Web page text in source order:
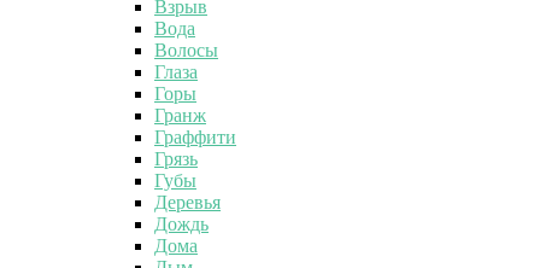
Взрыв
Вода
Волосы
Глаза
Горы
Гранж
Граффити
Грязь
Губы
Деревья
Дождь
Дома